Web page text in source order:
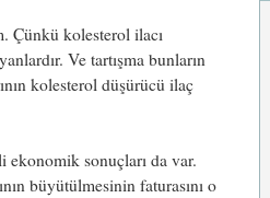
Çünkü kolesterol ilacı
Ve tartışma bunların
kolesterol düşürücü ilaç
ekonomik sonuçları da var.
büyütülmesinin faturasını o